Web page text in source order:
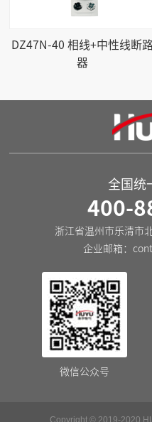
DZ47N-40 相线+中性线断
器
全国统
400-
浙江省温州市乐清市
企业邮箱：
微信公众号
Copyright © 2019-2020